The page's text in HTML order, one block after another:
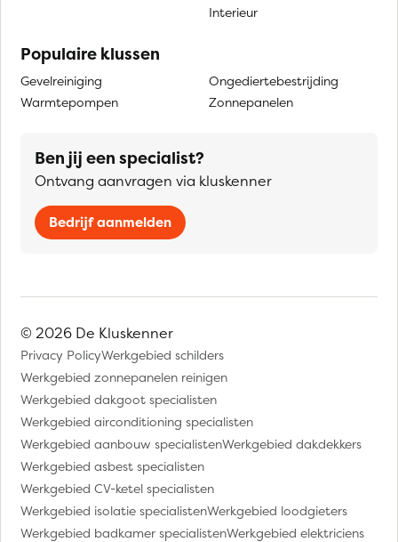
Interieur
Populaire klussen
Gevelreiniging
Warmtepompen
Ongediertebestrijding
Zonnepanelen
Ben jij een specialist?
Ontvang aanvragen via kluskenner
Bedrijf aanmelden
© 2026 De Kluskenner
Privacy PolicyWerkgebied schilders
Werkgebied zonnepanelen reinigen
Werkgebied dakgoot specialisten
Werkgebied airconditioning specialisten
Werkgebied aanbouw specialistenWerkgebied dakdekkers
Werkgebied asbest specialisten
Werkgebied CV-ketel specialisten
Werkgebied isolatie specialistenWerkgebied loodgieters
Werkgebied badkamer specialistenWerkgebied elektriciens